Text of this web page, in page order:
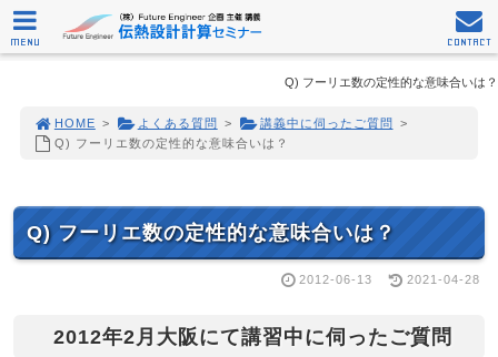
Q) フーリエ数の定性的な意味合いは？
HOME > よくある質問 > 講義中に伺ったご質問
>
Q) フーリエ数の定性的な意味合いは？
Q) フーリエ数の定性的な意味合いは？
2012-06-13 2021-04-28
2012年2月大阪にて講習中に伺ったご質問
MENU CONTACT